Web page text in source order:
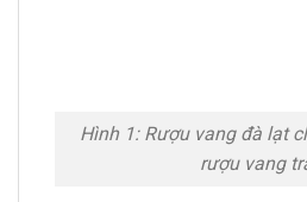
Hình 1: Rượu vang đà lạt
rượu vang